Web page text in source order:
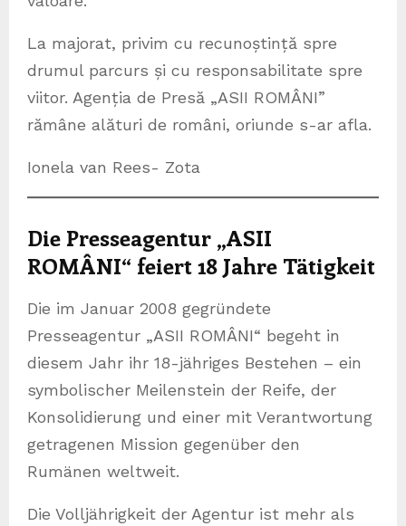
La majorat, privim cu recunoștință spre
drumul parcurs și cu responsabilitate spre
viitor. Agenția de Presă „ASII ROMÂNI”
rămâne alături de români, oriunde s-ar afla.
Ionela van Rees- Zota
Die Presseagentur „ASII
ROMÂNI“ feiert 18 Jahre Tätigkeit
Die im Januar 2008 gegründete
Presseagentur „ASII ROMÂNI“ begeht in
diesem Jahr ihr 18-jähriges Bestehen – ein
symbolischer Meilenstein der Reife, der
Konsolidierung und einer mit Verantwortung
getragenen Mission gegenüber den
Rumänen weltweit.
Die Volljährigkeit der Agentur ist mehr als